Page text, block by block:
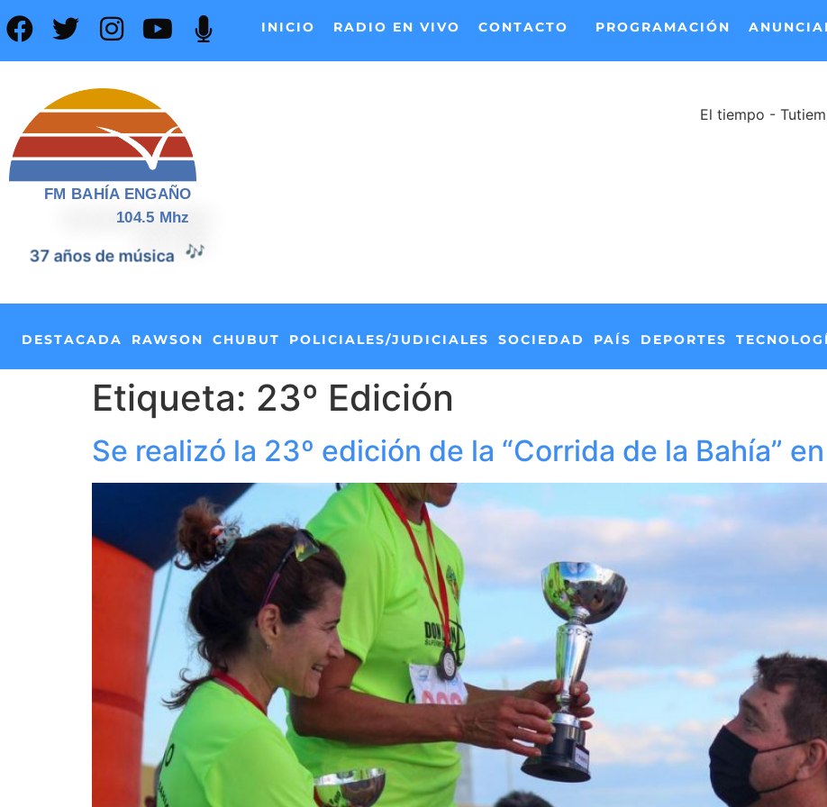
INICIO RADIO EN VIVO CONTACTO PROGRAMACIÓN
FM BAHÍA ENGAÑO
104.5 Mhz
37 años de música 🎶
El tiempo -
DESTACADA RAWSON CHUBUT POLICIALES/JUDICIALES SOCIEDAD PAÍS DEPORTES
Etiqueta: 23º Edición
Se realizó la 23º edición de la “Corrida de la Bahía”